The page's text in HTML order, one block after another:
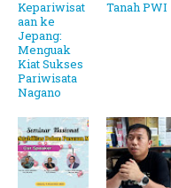
Kepariwisat
aan ke
Jepang:
Menguak
Kiat Sukses
Pariwisata
Nagano
Tanah PWI